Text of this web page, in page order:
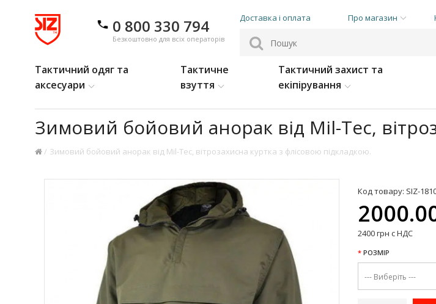
0 800 330 794
Безкоштовно для всіх операторів
Доставка і оплата Про магазин
Тактичний одяг та
аксесуари
Тактичне
взуття
Тактичний захист та
екіпірування
Зимовий бойовий анорак від Mil-Tec,
Зимовий бойовий анорак від Mil-Tec, вітрозахисна куртка з флісовою підкладкою.
Код товару: SIZ-
2400 грн с НДС
РОЗМІР